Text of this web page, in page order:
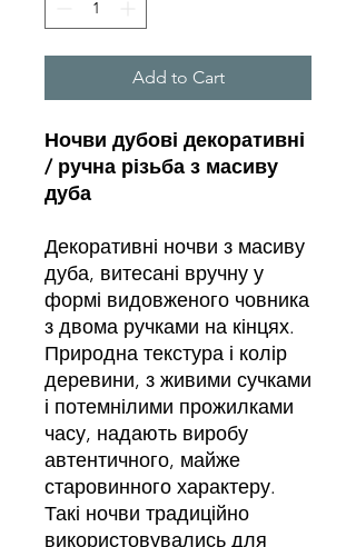
Add to Cart
Ночви дубові декоративні
/ ручна різьба з масиву
дуба
Декоративні ночви з масиву
дуба, витесані вручну у
формі видовженого човника
з двома ручками на кінцях.
Природна текстура і колір
деревини, з живими сучками
і потемнілими прожилками
часу, надають виробу
автентичного, майже
старовинного характеру.
Такі ночви традиційно
використовувались для